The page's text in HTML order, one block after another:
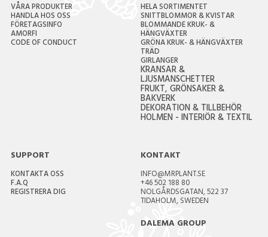
VÅRA PRODUKTER
HANDLA HOS OSS
FÖRETAGSINFO
AMORFI
CODE OF CONDUCT
HELA SORTIMENTET
SNITTBLOMMOR & KVISTAR
BLOMMANDE KRUK- &
HÄNGVÄXTER
GRÖNA KRUK- & HÄNGVÄXTER
TRÄD
GIRLANGER
KRANSAR &
LJUSMANSCHETTER
FRUKT, GRÖNSAKER &
BAKVERK
DEKORATION & TILLBEHÖR
HOLMEN - INTERIÖR & TEXTIL
SUPPORT
KONTAKTA OSS
F.A.Q
REGISTRERA DIG
KONTAKT
INFO@MRPLANT.SE
+46 502 188 80
NOLGÅRDSGATAN, 522 37
TIDAHOLM, SWEDEN
DALEMA GROUP